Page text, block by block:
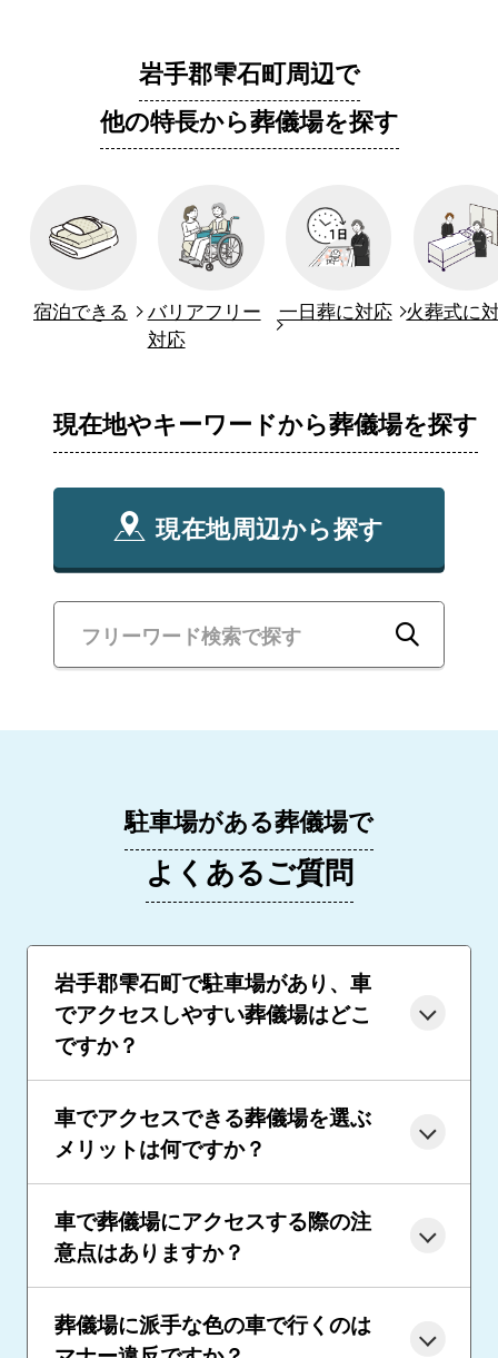
岩手郡雫石町周辺で
他の特長から葬儀場を探す
宿泊できる
バリアフリー
対応
一日葬に対応 火葬式に
現在地やキーワードから葬儀場を探す
現在地周辺から探す
駐車場がある葬儀場で
よくあるご質問
岩手郡雫石町で駐車場があり、車
でアクセスしやすい葬儀場はどこ
ですか？
車でアクセスできる葬儀場を選ぶ
メリットは何ですか？
車で葬儀場にアクセスする際の注
意点はありますか？
葬儀場に派手な色の車で行くのは